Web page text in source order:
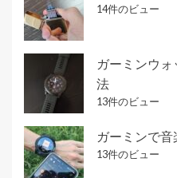
14件のビュー
ガーミンウ
法
13件のビュー
ガーミンで音
13件のビュー